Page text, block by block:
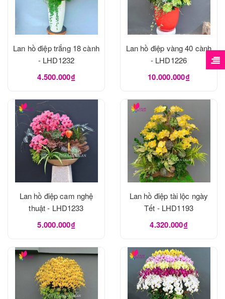
Lan hồ điệp trắng 18 cành
- LHD1232
4.500.000₫
Lan hồ điệp vàng 40 cành
- LHD1226
10.000.000₫
Lan hồ điệp cam nghệ
thuật - LHD1233
5.000.000₫
Lan hồ điệp tài lộc ngày
Tết - LHD1193
4.320.000₫